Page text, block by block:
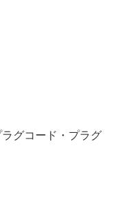
グコード・プラグ